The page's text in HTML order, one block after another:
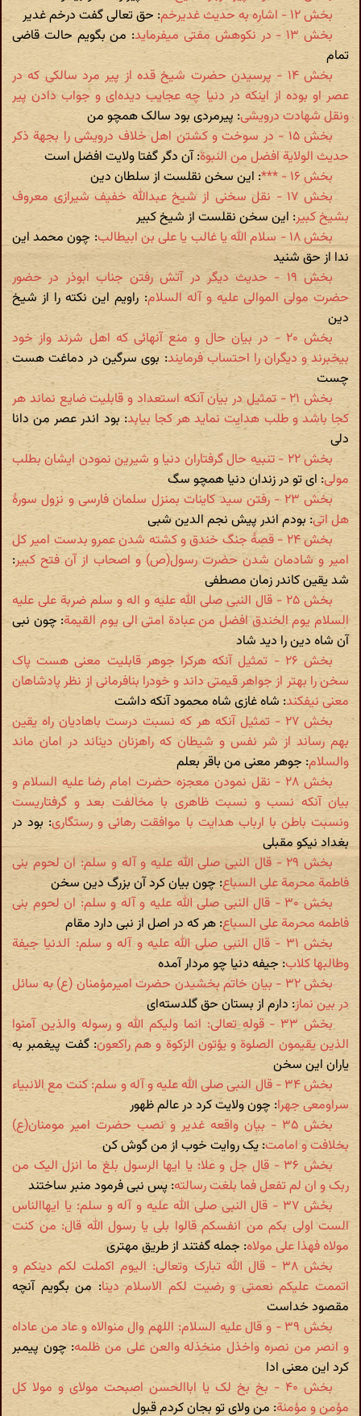
بخش ۱۲ - اشاره به حدیث غدیرخم
: حق تعالی گفت درخم غدیر
بخش ۱۳ - در نکوهش مفتی می‬فرماید
: من بگویم حالت قاضی
تمام
بخش ۱۴ - پرسیدن حضرت شیخ قده از پیر مرد سالکی که در
عصر او بوده از اینکه در دنیا چه عجایب دیده‌‌ای و جواب دادن پیر
ونقل شهادت درویشی: پیرمردی بود سالک همچو من
بخش ۱۵ - در سوخت و کشتن اهل خلاف درویشی را بجهة ذکر
حدیث الولایة افضل من النبوة: آن دگر گفتا ولایت افضل است
بخش ۱۶ - ***
: این سخن نقلست از سلطان دین
بخش ۱۷ - نقل سخنی از شیخ عبدالله خفیف شیرازی معروف
بشیخ کبیر: این سخن نقلست از شیخ کبیر
بخش ۱۸ - سلام الله یا غالب یا علی بن ابیطالب
: چون محمد این
ندا از حق شنید
بخش ۱۹ - حدیث دیگر در آتش رفتن جناب ابوذر در حضور
حضرت مولی الموالی علیه و آله السلام: راویم این نکته را از شیخ
دین
بخش ۲۰ - در بیان حال و منع آنهائی که اهل شرند واز خود
بیخبرند و دیگران را احتساب فرمایند: بوی سرگین در دماغت هست
چست
بخش ۲۱ - تمثیل در بیان آنکه استعداد و قابلیت ضایع نماند هر
کجا باشد و طلب هدایت نماید هر کجا بیابد: بود اندر عصر من دانا
دلی
بخش ۲۲ - تنبیه حال گرفتاران دنیا و شیرین نمودن ایشان بطلب
مولی: ای تو در زندان دنیا همچو سگ
بخش ۲۳ - رفتن سید کاینات بمنزل سلمان فارسی و نزول سورۀ
هل اتی: بودم اندر پیش نجم الدین شبی
بخش ۲۴ - قصۀ جنگ خندق و کشته شدن عمرو بدست امیر کل
امیر و شادمان شدن حضرت رسول(ص) و اصحاب از آن فتح کبیر:
شد یقین کاندر زمان مصطفی
بخش ۲۵ - قال النبی صلی الله علیه و اله و سلم ضربة علی علیه
السلام یوم الخندق افضل من عبادة امتی الی یوم القیمة: چون نبی
آن شاه دین را دید شاد
بخش ۲۶ - تمثیل آنکه هرکرا جوهر قابلیت معنی هست پاک
سخن را بهتر از جواهر قیمتی داند و خودرا بنافرمانی از نظر پادشاهان
معنی نیفکند: شاه غازی شاه محمود آنکه داشت
بخش ۲۷ - تمثیل آنکه هر که نسبت درست باهادیان راه یقین
بهم رساند از شر نفس و شیطان که راهزنان دین‬اند در امان ماند
والسلام: جوهر معنی من باقر بعلم
بخش ۲۸ - نقل نمودن معجزه حضرت امام رضا علیه السلام و
بیان آنکه نسب و نسبت ظاهری با مخالفت بعد و گرفتاریست
ونسبت باطن با ارباب هدایت با موافقت رهائی و رستگاری: بود در
بغداد نیکو مقبلی
بخش ۲۹ - قال النبی صلی الله علیه و آله و سلم: ان لحوم بنی
فاطمة محرمة علی السباع: چون بیان کرد آن بزرگ دین سخن
بخش ۳۰ - قال النبی صلی الله علیه و آله و سلم: ان لحوم بنی
فاطمه محرمة علی السباع: هر که در اصل از نبی دارد مقام
بخش ۳۱ - قال النبی صلی الله علیه و آله و سلم: الدنیا جیفة
وطالبها کلاب: جیفه دنیا چو مردار آمده
بخش ۳۲ - بیان خاتم بخشیدن حضرت امیرمؤمنان (ع) به سائل
در بین نماز: دارم از بستان حق گلدسته‌ای
بخش ۳۳ - قوله تعالی: انما ولیکم الله و رسوله والذین آمنوا
الذین یقیمون الصلوة و یؤتون الزکوة و هم راکعون: گفت پیغمبر به
یاران این سخن
بخش ۳۴ - قال النبی صلی الله علیه و آله و سلم: کنت مع الانبیاء
سراومعی جهرا: چون ولایت کرد در عالم ظهور
بخش ۳۵ - بیان واقعه غدیر و نصب حضرت امیر مومنان(ع)
بخلافت و امامت: یک روایت خوب از من گوش کن
بخش ۳۶ - قال جل و علا: یا ایها الرسول بلغ ما انزل الیک من
ربک و ان لم تفعل فما بلغت رسالته: پس نبی فرمود منبر ساختند
بخش ۳۷ - قال النبی صلی الله علیه و آله و سلم: یا ایهاالناس
الست اولی بکم من انفسکم قالوا بلی یا رسول الله قال: من کنت
مولاه فهذا علی مولاه: جمله گفتند از طریق مهتری
بخش ۳۸ - قال الله تبارک وتعالی: الیوم اکملت لکم دینکم و
اتممت علیکم نعمتی و رضیت لکم الاسلام دینا: من بگویم آنچه
مقصود خداست
بخش ۳۹ - و قال علیه السلام: اللهم وال منوالاه و عاد من عاداه
و انصر من نصره واخذل منخذله والعن علی من ظلمه: چون پیمبر
کرد این معنی ادا
بخش ۴۰ - بخ بخ لک یا اباالحسن اصبحت مولای و مولا کل
مؤمن و مؤمنة: من ولای تو بجان کردم قبول